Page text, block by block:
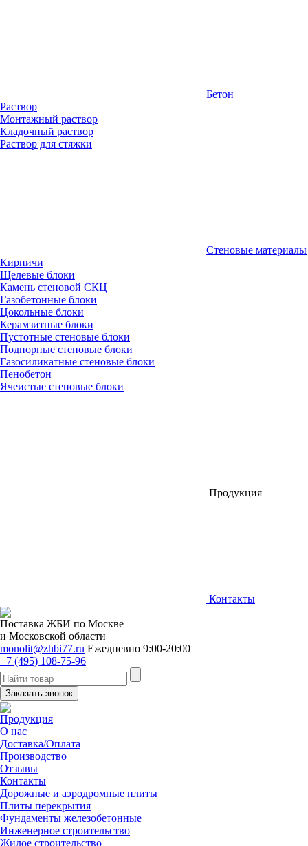
Бетон
Раствор
Монтажный раствор
Кладочный раствор
Раствор для стяжки
Стеновые материалы
Кирпичи
Щелевые блоки
Камень стеновой СКЦ
Газобетонные блоки
Цокольные блоки
Керамзитные блоки
Пустотные стеновые блоки
Подпорные стеновые блоки
Газосиликатные стеновые блоки
Пенобетон
Ячеистые стеновые блоки
Продукция
Контакты
Поставка ЖБИ по Москве
и Московской области
monolit@zhbi77.ru Ежедневно 9:00-20:00
+7 (495) 108-75-96
Заказать звонок
Продукция
О нас
Доставка/Оплата
Производство
Отзывы
Контакты
Дорожные и аэродромные плиты
Плиты перекрытия
Фундаменты железобетонные
Инженерное строительство
Жилое строительство